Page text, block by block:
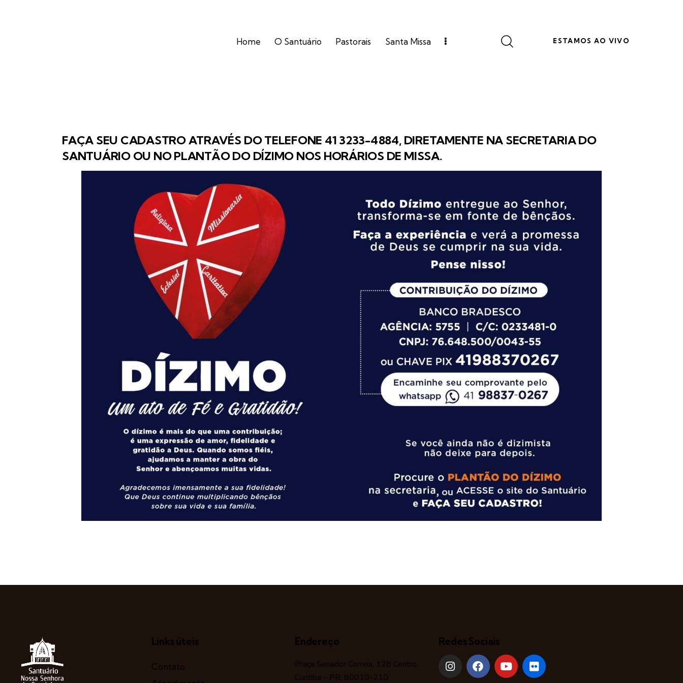
Home O Santuário Pastorais Santa Missa ESTAMOS AO VIVO
FAÇA SEU CADASTRO ATRAVÉS DO TELEFONE 41 3233-4884, DIRETAMENTE NA SECRETARIA DO
SANTUÁRIO OU NO PLANTÃO DO DÍZIMO NOS HORÁRIOS DE MISSA.
Links úteis
Contato
Endereço
Praça Senador Correia, 128 Centro,
Curitiba – PR, 80010-210
Redes Sociais